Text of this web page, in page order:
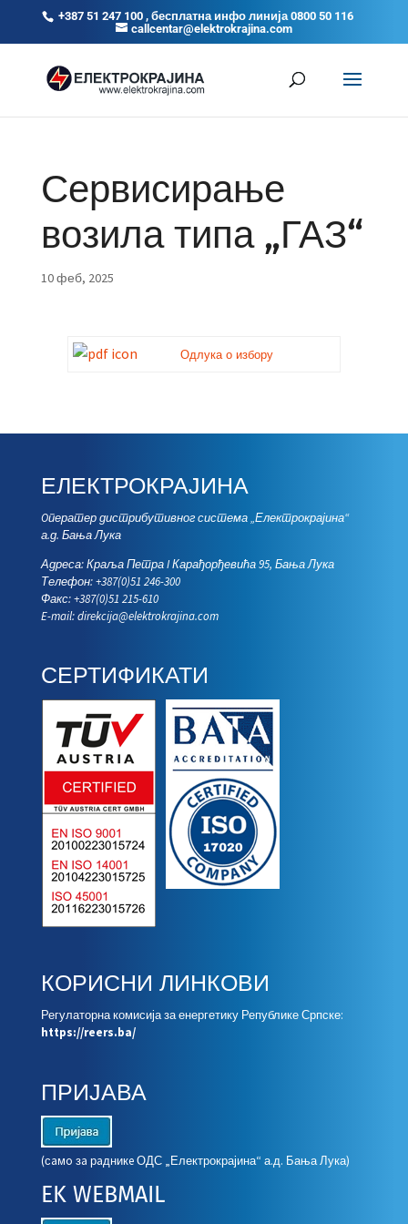
+387 51 247 100 , бесплатна инфо линија 0800 50 116
callcentar@elektrokrajina.com
Сервисирање
возила типа „ГАЗ“
10 феб, 2025
Одлука о избору
ЕЛЕКТРОКРАЈИНА
Oператер дистрибутивног система „Електрокрајина“
а.д. Бања Лука
Адреса: Краља Петра I Карађорђевића 95, Бања Лука
Телефон: +387(0)51 246-300
Факс: +387(0)51 215-610
E-mail:direkcija@elektrokrajina.com
СЕРТИФИКАТИ
КОРИСНИ ЛИНКОВИ
Регулаторна комисија за енергетику Републике Српске:
https://reers.ba/
ПРИЈАВА
(сaмo зa рaдникe ОДС „Електрокрајина“ а.д. Бања Лука)
EK WEBMAIL